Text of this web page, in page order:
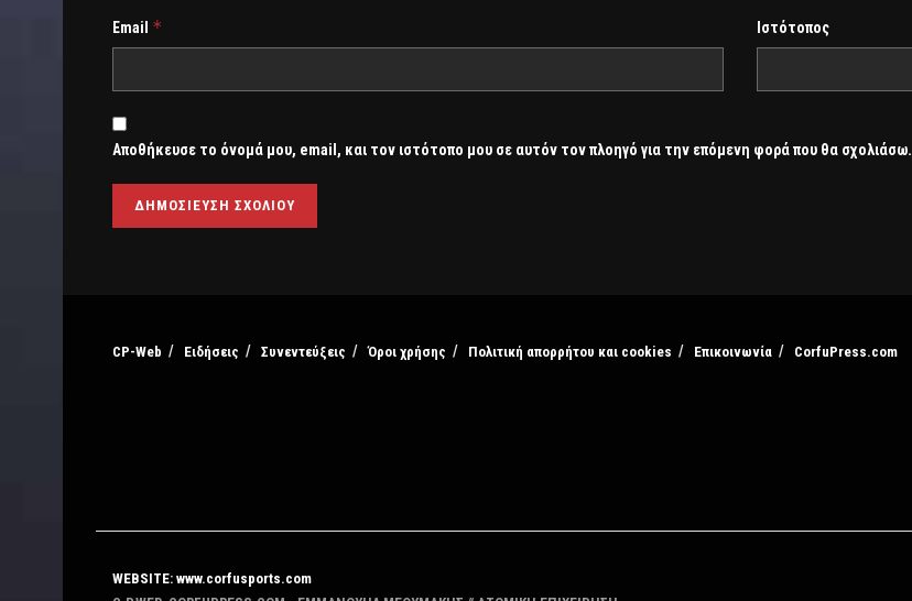
Email * Ιστότοπος
Αποθήκευσε το όνομά μου, email, και τον ιστότοπο μου σε αυτόν τον πλοηγό για την επόμενη φορά που θα σχολιάσω.
CP-Web Ειδήσεις Συνεντεύξεις Όροι χρήσης Πολιτική απορρήτου και cookies Επικοινωνία CorfuPress.com
WEBSITE: www.corfusports.com